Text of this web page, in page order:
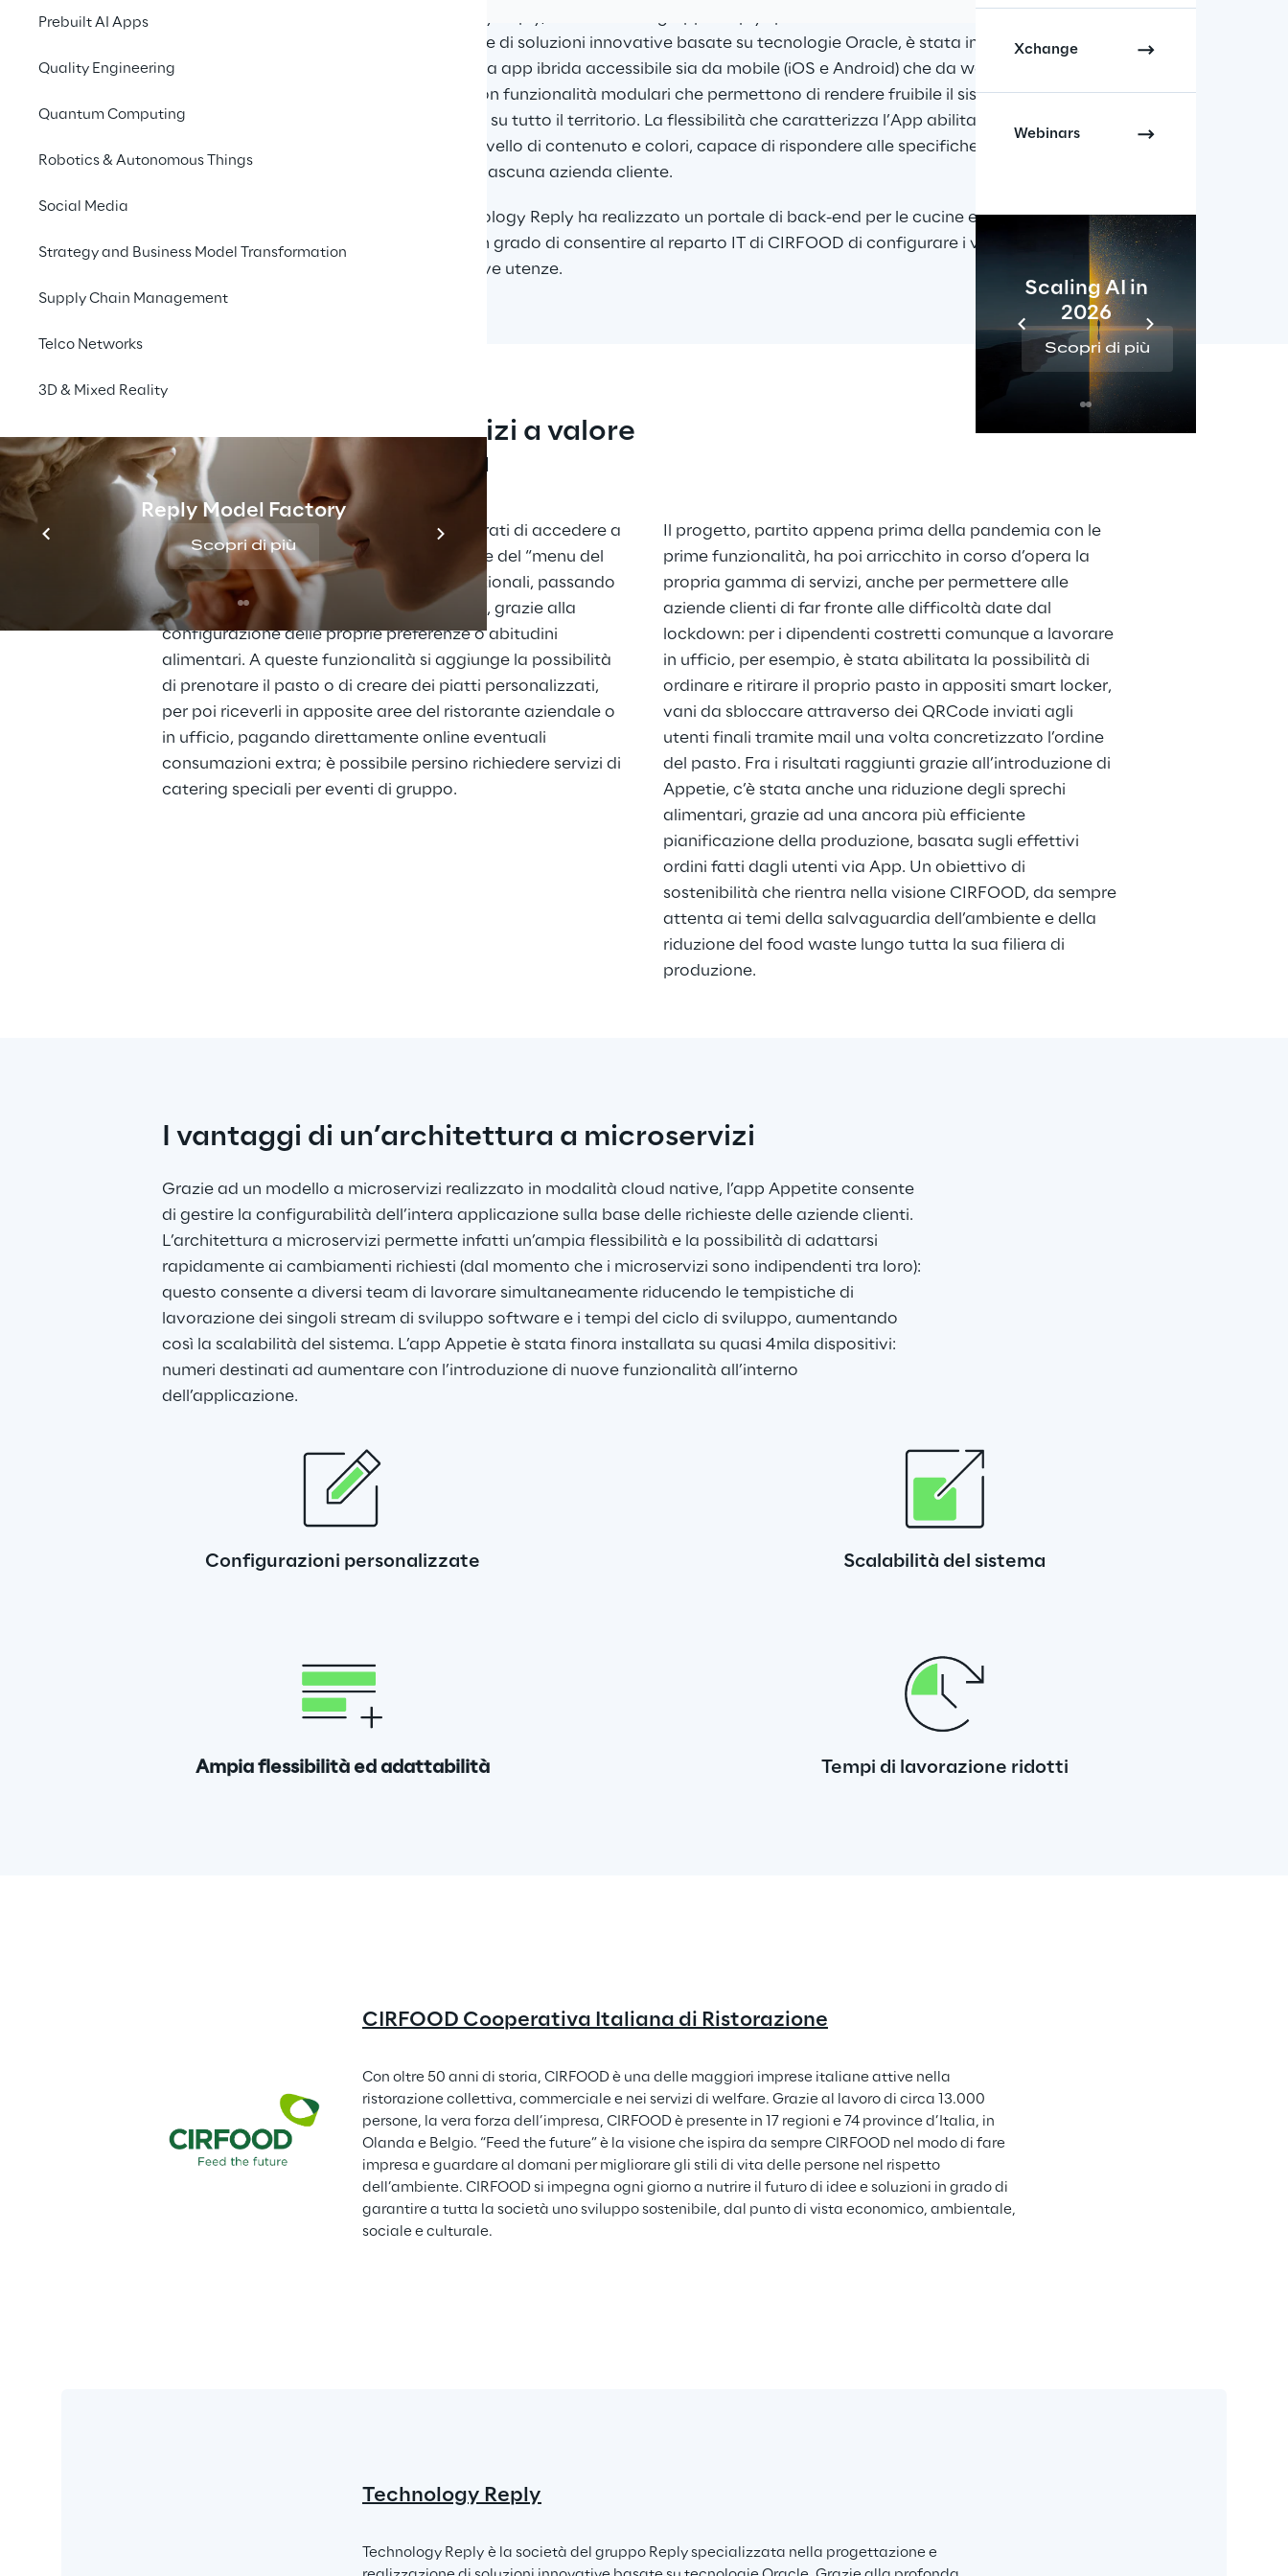
Prebuilt AI Apps
Quality Engineering
Quantum Computing
Robotics & Autonomous Things
Social Media
Strategy and Business Model Transformation
Supply Chain Management
Telco Networks
3D & Mixed Reality
Reply Model Factory
Scopri di più
Xchange
Webinars
Scaling AI in
2026
Scopri di più
progettazione e realizzazione di soluzioni innovative basate su tecnologie Oracle, è stata infatti
realizzata Appetie, una nuova app ibrida accessibile sia da mobile (iOS e Android) che da web,
altamente configurabile e con funzionalità modulari che permettono di rendere fruibile il sistema
nei ristoranti aziendali diffusi su tutto il territorio. La flessibilità che caratterizza l’App abilita una
personalizzazione, anche a livello di contenuto e colori, capace di rispondere alle specifiche di
configurazione diverse per ciascuna azienda cliente.
Oltre all’applicazione, Technology Reply ha realizzato un portale di back-end per le cucine ed un
portale di amministrazione in grado di consentire al reparto IT di CIRFOOD di configurare i vari
ristoranti aziendali e le relative utenze.
Gestione dei pasti, servizi a valore
aggiunto e sostenibilità
L’applicazione permette agli utenti registrati di accedere a
diversi servizi: dalla classica consultazione del “menu del
giorno” con le annesse informazioni nutrizionali, passando
per la guida nella scelta del proprio pasto, grazie alla
configurazione delle proprie preferenze o abitudini
alimentari. A queste funzionalità si aggiunge la possibilità
di prenotare il pasto o di creare dei piatti personalizzati,
per poi riceverli in apposite aree del ristorante aziendale o
in ufficio, pagando direttamente online eventuali
consumazioni extra; è possibile persino richiedere servizi di
catering speciali per eventi di gruppo.
Il progetto, partito appena prima della pandemia con le
prime funzionalità, ha poi arricchito in corso d’opera la
propria gamma di servizi, anche per permettere alle
aziende clienti di far fronte alle difficoltà date dal
lockdown: per i dipendenti costretti comunque a lavorare
in ufficio, per esempio, è stata abilitata la possibilità di
ordinare e ritirare il proprio pasto in appositi smart locker,
vani da sbloccare attraverso dei QRCode inviati agli
utenti finali tramite mail una volta concretizzato l’ordine
del pasto. Fra i risultati raggiunti grazie all’introduzione di
Appetie, c’è stata anche una riduzione degli sprechi
alimentari, grazie ad una ancora più efficiente
pianificazione della produzione, basata sugli effettivi
ordini fatti dagli utenti via App. Un obiettivo di
sostenibilità che rientra nella visione CIRFOOD, da sempre
attenta ai temi della salvaguardia dell’ambiente e della
riduzione del food waste lungo tutta la sua filiera di
produzione.
I vantaggi di un’architettura a microservizi
Grazie ad un modello a microservizi realizzato in modalità cloud native, l’app Appetite consente
di gestire la configurabilità dell’intera applicazione sulla base delle richieste delle aziende clienti.
L’architettura a microservizi permette infatti un’ampia flessibilità e la possibilità di adattarsi
rapidamente ai cambiamenti richiesti (dal momento che i microservizi sono indipendenti tra loro):
questo consente a diversi team di lavorare simultaneamente riducendo le tempistiche di
lavorazione dei singoli stream di sviluppo software e i tempi del ciclo di sviluppo, aumentando
così la scalabilità del sistema. L’app Appetie è stata finora installata su quasi 4mila dispositivi:
numeri destinati ad aumentare con l’introduzione di nuove funzionalità all’interno
dell’applicazione.
Configurazioni personalizzate Scalabilità del sistema
Ampia flessibilità ed adattabilità Tempi di lavorazione ridotti
CIRFOOD Cooperativa Italiana di Ristorazione
Con oltre 50 anni di storia, CIRFOOD è una delle maggiori imprese italiane attive nella
ristorazione collettiva, commerciale e nei servizi di welfare. Grazie al lavoro di circa 13.000
persone, la vera forza dell’impresa, CIRFOOD è presente in 17 regioni e 74 province d’Italia, in
Olanda e Belgio. “Feed the future” è la visione che ispira da sempre CIRFOOD nel modo di fare
impresa e guardare al domani per migliorare gli stili di vita delle persone nel rispetto
dell’ambiente. CIRFOOD si impegna ogni giorno a nutrire il futuro di idee e soluzioni in grado di
garantire a tutta la società uno sviluppo sostenibile, dal punto di vista economico, ambientale,
sociale e culturale.
Technology Reply
Technology Reply è la società del gruppo Reply specializzata nella progettazione e